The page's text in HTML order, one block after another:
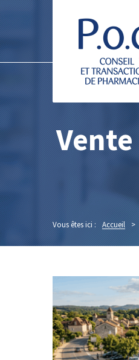
Vous êtes ici : Accueil >